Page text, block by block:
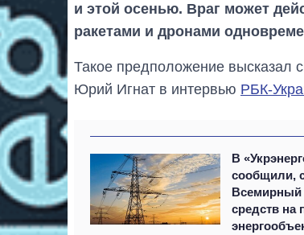
и этой осенью. Враг может
ракетами и дронами
Такое предположение высказал
Юрий Игнат в интервью РБК-
В
сообщили,
Всемирный
средств на